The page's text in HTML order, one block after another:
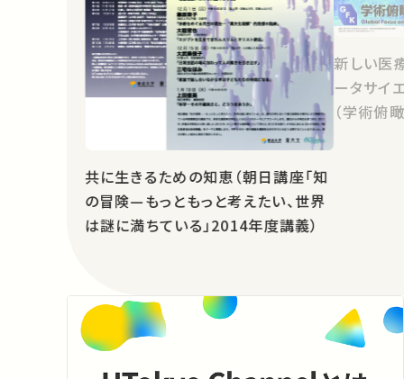
共に生きるための知恵（朝日講座「知
の冒険—もっともっと考えたい、世界
は謎に満ちている」2014年度講義）
新しい医
ータサイ
（学術俯